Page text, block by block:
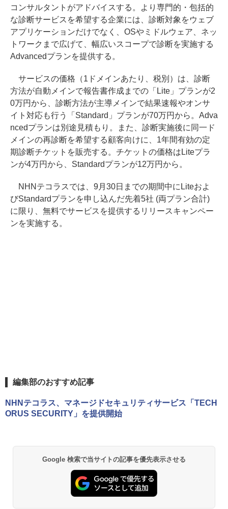
コンサルタントがアドバイスする。より専門的・包括的
な診断サービスを希望する企業には、診断対象をウェブ
アプリケーションだけでなく、OSやミドルウェア、ネッ
トワークまで広げて、幅広いスコープで診断を実施する
Advancedプランを提供する。
サービスの価格（1ドメインあたり、税別）は、診断
方法が自動メインで報告書作成までの「Lite」プランが2
0万円から、診断方法が主導メインで結果速報やオンサ
イト対応も行う「Standard」プランが70万円から。Adva
ncedプランは別途見積もり。また、診断実施後に同一ド
メインの再診断を希望する顧客向けに、1年間有効の定
期診断チケットを販売する。チケットの価格はLiteプラ
ンが4万円から、Standardプランが12万円から。
NHNテコラスでは、9月30日までの期間中にLiteおよ
びStandardプランを申し込んだ先着5社 (両プラン合計)
に限り、無料でサービスを提供するリリースキャンペー
ンを実施する。
編集部のおすすめ記事
NHNテコラス、マネージドセキュリティサービス「TECH
ORUS SECURITY」を提供開始
Google 検索で当サイトの記事を優先表示させる